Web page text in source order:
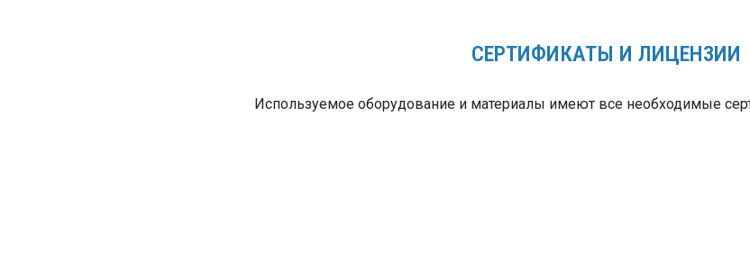
СЕРТИФИКАТЫ И ЛИЦЕНЗИИ
Используемое оборудование и материалы имеют все необходимые